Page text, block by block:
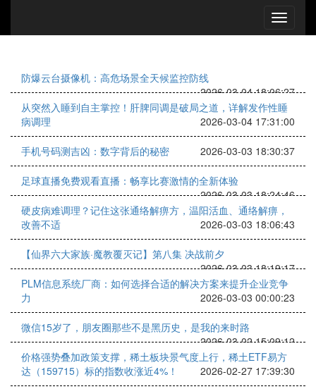
防爆云台摄像机：高危场景全天候监控防线
2026-03-04 18:06:27
从突然入睡到自主掌控！肝脾同调是破局之道，详解发作性睡
病调理
2026-03-04 17:31:00
手机号码测吉凶：数字背后的秘密 2026-03-03 18:30:37
足球直播免费观看直播：畅享比赛激情的全新体验
2026-03-03 18:24:46
硬皮病难调理？记住这张通络解痹方，温阳活血、通络解痹，
改善不适
2026-03-03 18:06:43
【仙界六大家族·魔教覆灭记】第八集 决战前夕
2026-03-03 18:19:17
PLM信息系统厂商：如何选择合适的解决方案来提升企业竞争
力
2026-03-03 00:00:23
微信15岁了，朋友圈那些不是黑历史，是我的来时路
2026-03-02 15:09:12
价格强势叠加政策支撑，稀土板块景气度上行，稀土ETF易方
达（159715）标的指数收涨近4%！
2026-02-27 17:39:30